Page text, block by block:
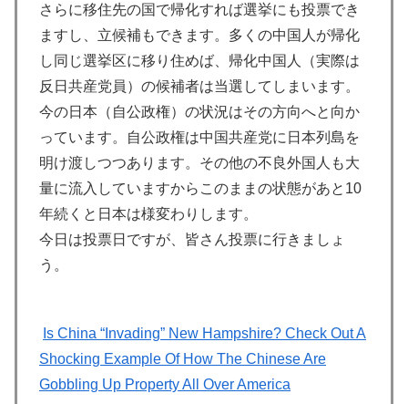
さらに移住先の国で帰化すれば選挙にも投票でき
ますし、立候補もできます。多くの中国人が帰化
し同じ選挙区に移り住めば、帰化中国人（実際は
反日共産党員）の候補者は当選してしまいます。
今の日本（自公政権）の状況はその方向へと向か
っています。自公政権は中国共産党に日本列島を
明け渡しつつあります。その他の不良外国人も大
量に流入していますからこのままの状態があと10
年続くと日本は様変わりします。
今日は投票日ですが、皆さん投票に行きましょ
う。
Is China “Invading” New Hampshire? Check Out A
Shocking Example Of How The Chinese Are
Gobbling Up Property All Over America